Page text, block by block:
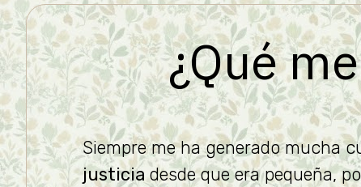
¿Qué
Siempre me ha generado mucha
justiciadesde que era pequeña,